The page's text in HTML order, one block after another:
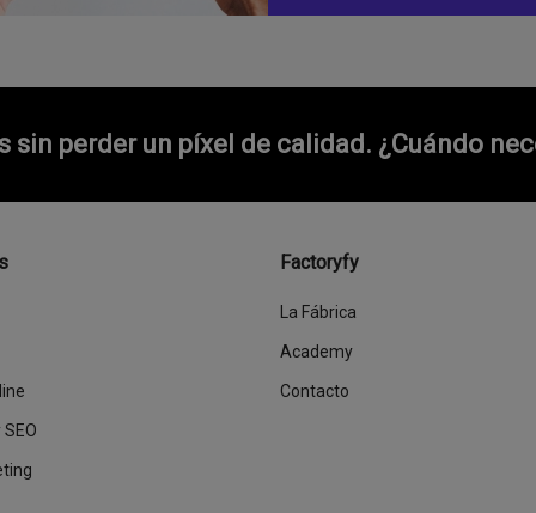
sin perder un píxel de calidad. ¿Cuándo
Factoryfy
La Fábrica
Academy
Contacto